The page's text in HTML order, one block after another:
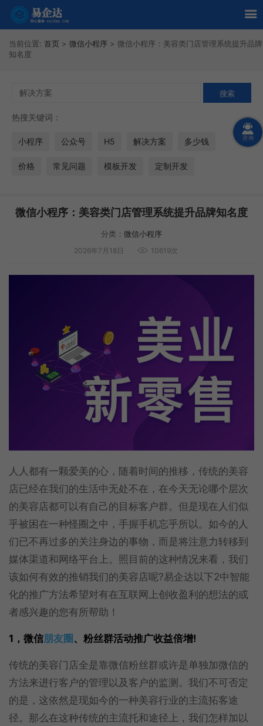
当前位置: 首页 > 微信小程序 > 微信小程序：美容类门店管理系统提升品牌
知名度
热搜关键词：
小程序 公众号 H5 解决方案 多少钱
价格 常见问题 模板开发 定制开发
微信小程序：美容类门店管理系统提升品牌知名度
分类： 微信小程序
2026年7月18日 10619次
人人都有一颗爱美的心，随着时间的推移，传统的美容
店已经在我们的生活中无处不在，在今天无论哪个层次
的美容店都可以有自己的目标客户群。但是现在人们似
乎被困在一种怪圈之中，手握手机忘乎所以。如今的人
们已不再过多的关注身边的事物，而是将注意力转移到
媒体渠道和网络平台上。照目前的这种情况来看，我们
该如何有效的推销我们的美容店呢?易企达以下2中智能
化的推广方法希望对有在互联网上创收盈利的想法的或
者感兴趣的您有所帮助！
1，微信朋友圈 、粉丝群活动推广收益倍增!
传统的美容门店全是靠微信粉丝群或许是单独加微信的
方法来进行客户的管理以及客户的监测。我们不可否定
的是，这依然是现如今的一种美容行业的主流拓客途
径。那么在这种传统的主流托和途径上，我们怎样加以